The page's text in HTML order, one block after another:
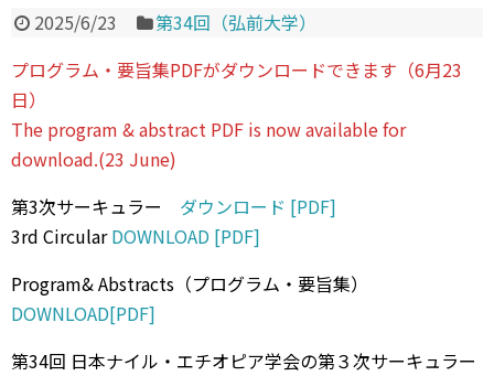
2025/6/23
第34回（弘前大学）
プログラム・要旨集PDFがダウンロードできます（6月23
日）
The program & abstract PDF is now available for
download.(23 June)
第3次サーキュラー ダウンロード [PDF]
3rd CircularDOWNLOAD [PDF]
Program& Abstracts（プログラム・要旨集）
DOWNLOAD[PDF]
第34回 日本ナイル・エチオピア学会の第３次サーキュラー